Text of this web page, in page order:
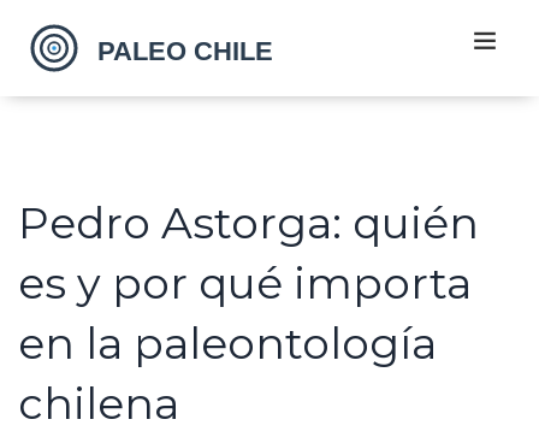
Pedro Astorga: quién
es y por qué importa
en la paleontología
chilena